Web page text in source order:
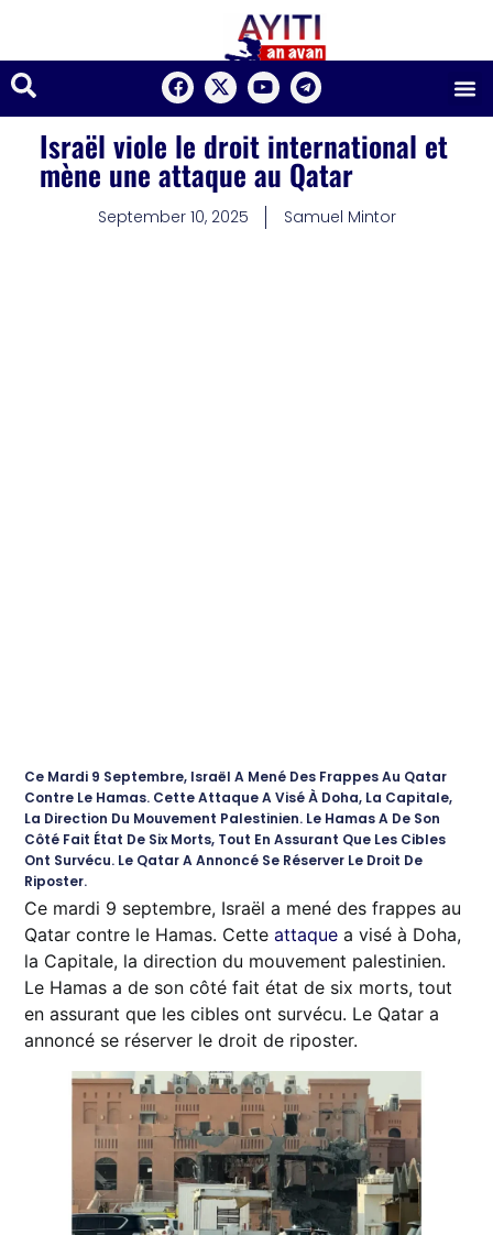
Israël viole le droit international et
mène une attaque au Qatar
September 10, 2025 Samuel Mintor
Ce Mardi 9 Septembre, Israël A Mené Des Frappes Au Qatar
Contre Le Hamas. Cette Attaque A Visé À Doha, La Capitale,
La Direction Du Mouvement Palestinien. Le Hamas A De Son
Côté Fait État De Six Morts, Tout En Assurant Que Les Cibles
Ont Survécu. Le Qatar A Annoncé Se Réserver Le Droit De
Riposter.
Ce mardi 9 septembre, Israël a mené des frappes au
Qatar contre le Hamas. Cetteattaque a visé à Doha,
la Capitale, la direction du mouvement palestinien.
Le Hamas a de son côté fait état de six morts, tout
en assurant que les cibles ont survécu. Le Qatar a
annoncé se réserver le droit de riposter.